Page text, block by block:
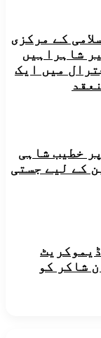
کے مرکزی
شاہراہیں
میں ایک
خطیب شاہی
کے لیے جستی
شاکر کو